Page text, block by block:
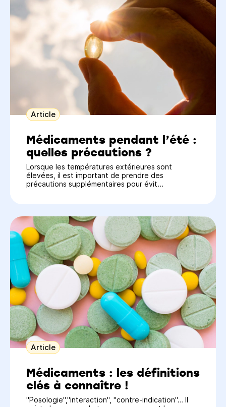
Article
Médicaments pendant l’été :
quelles précautions ?
Lorsque les températures extérieures sont
élevées, il est important de prendre des
précautions supplémentaires pour évit...
Article
Médicaments : les définitions
clés à connaître !
"Posologie","interaction", "contre-indication"… Il